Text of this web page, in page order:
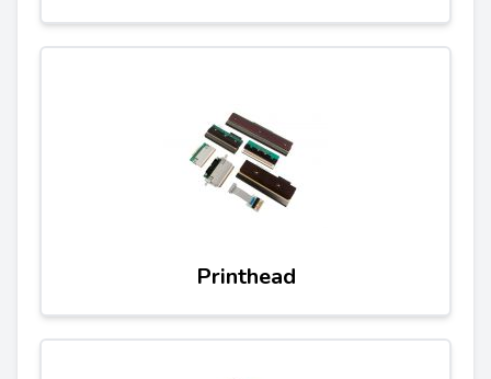
Printhead